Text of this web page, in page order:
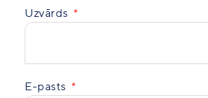
Uzvārds
E-pasts